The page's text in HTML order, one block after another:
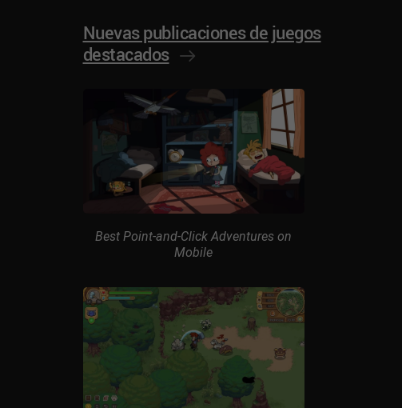
Nuevas publicaciones de juegos
destacados
Best Point-and-Click Adventures on
Mobile